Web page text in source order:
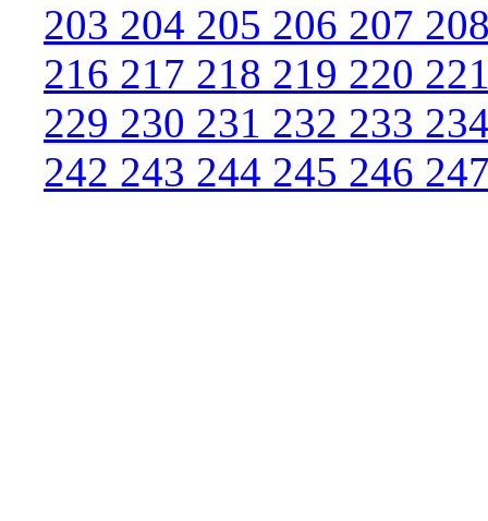
203 204 205 206 207
216 217 218 219 220
229 230 231 232 233
242 243 244 245 246